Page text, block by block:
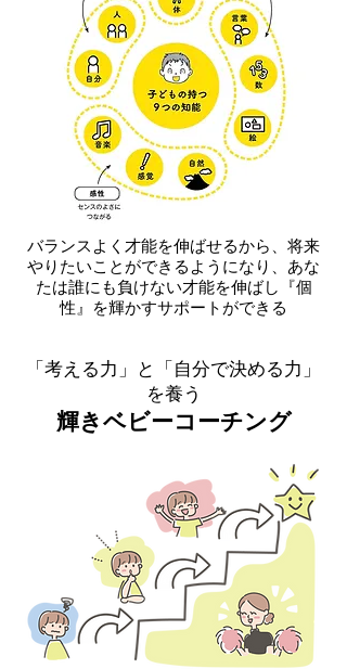
バランスよく才能を伸ばせるから、将来
やりたいことができるようになり、あな
たは誰にも負けない才能を伸ばし『個
性』を輝かすサポートができる
「考える力」と「自分で決める力」
を養う
輝きベビーコーチング